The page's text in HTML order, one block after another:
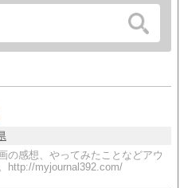
の感想、やってみたことなどアウ
http://myjournal392.com/